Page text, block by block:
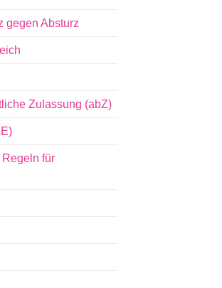
gegen Absturz
Zulassung (abZ)
für